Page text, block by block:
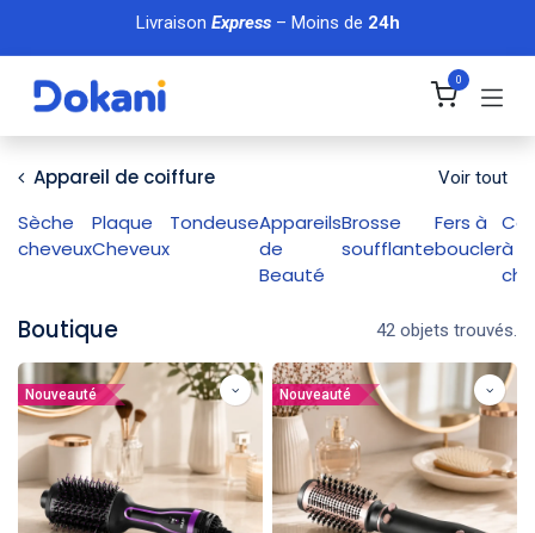
Se rendre au contenu
Livraison Express– Moins de 24h
0
Appareil de coiffure Voir tout
Sèche
cheveux
Plaque
Cheveux
TondeuseAppareils
de
Beauté
Brosse
soufflante
Fers à
bouclerà
Boutique 42 objets trouvés.
Nouveauté Nouveauté